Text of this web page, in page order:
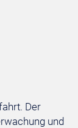
Der
und